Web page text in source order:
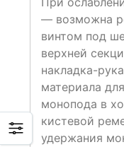
— возможна
винтом под
верхней
накладка-
материала
монопода в
кистевой
удержания